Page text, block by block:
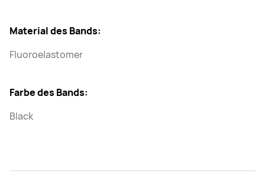
Material des Bands:
Fluoroelastomer
Farbe des Bands:
Black